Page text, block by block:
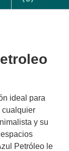
ideal para
cualquier
y su
Petróleo le